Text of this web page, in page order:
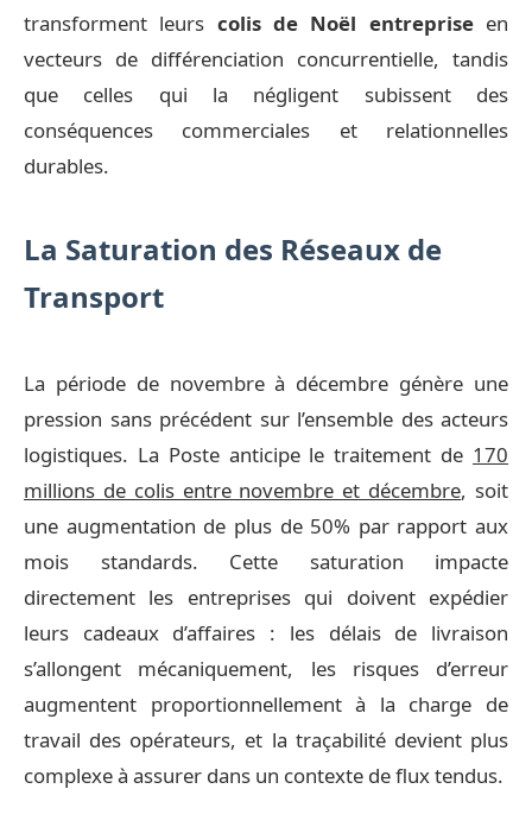
transforment leurs colis de Noël entrepriseen
vecteurs de différenciation concurrentielle, tandis
que celles qui la négligent subissent des
conséquences commerciales et relationnelles
durables.
La Saturation des Réseaux de
Transport
La période de novembre à décembre génère une
pression sans précédent sur l’ensemble des acteurs
logistiques. La Poste anticipe le traitement de 170
millions de colis entre novembre et décembre, soit
une augmentation de plus de 50% par rapport aux
mois standards. Cette saturation impacte
directement les entreprises qui doivent expédier
leurs cadeaux d’affaires : les délais de livraison
s’allongent mécaniquement, les risques d’erreur
augmentent proportionnellement à la charge de
travail des opérateurs, et la traçabilité devient plus
complexe à assurer dans un contexte de flux tendus.